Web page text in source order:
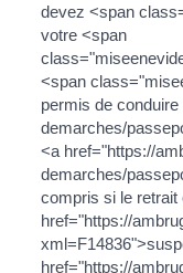
devez <span
votre <span
<span
permis de
demarches/
<a href="https://
demarches/
compris si le
href="https://
href="https://